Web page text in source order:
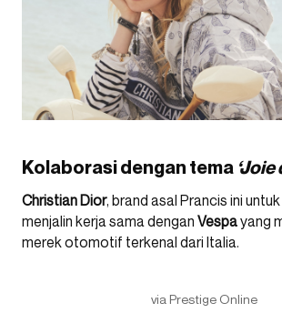
Kolaborasi dengan tema ‘Joie
Christian Dior, brand asal Prancis ini
menjalin kerja sama dengan Vespayang
merek otomotif terkenal dari Italia.
via Prestige Online